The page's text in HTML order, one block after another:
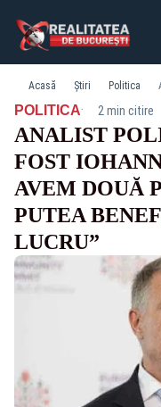
Acasă Știri Politica
POLITICA· 2 min citire
ANALIST
FOST
AVEM DOUĂ
PUTEA
LUCRU”